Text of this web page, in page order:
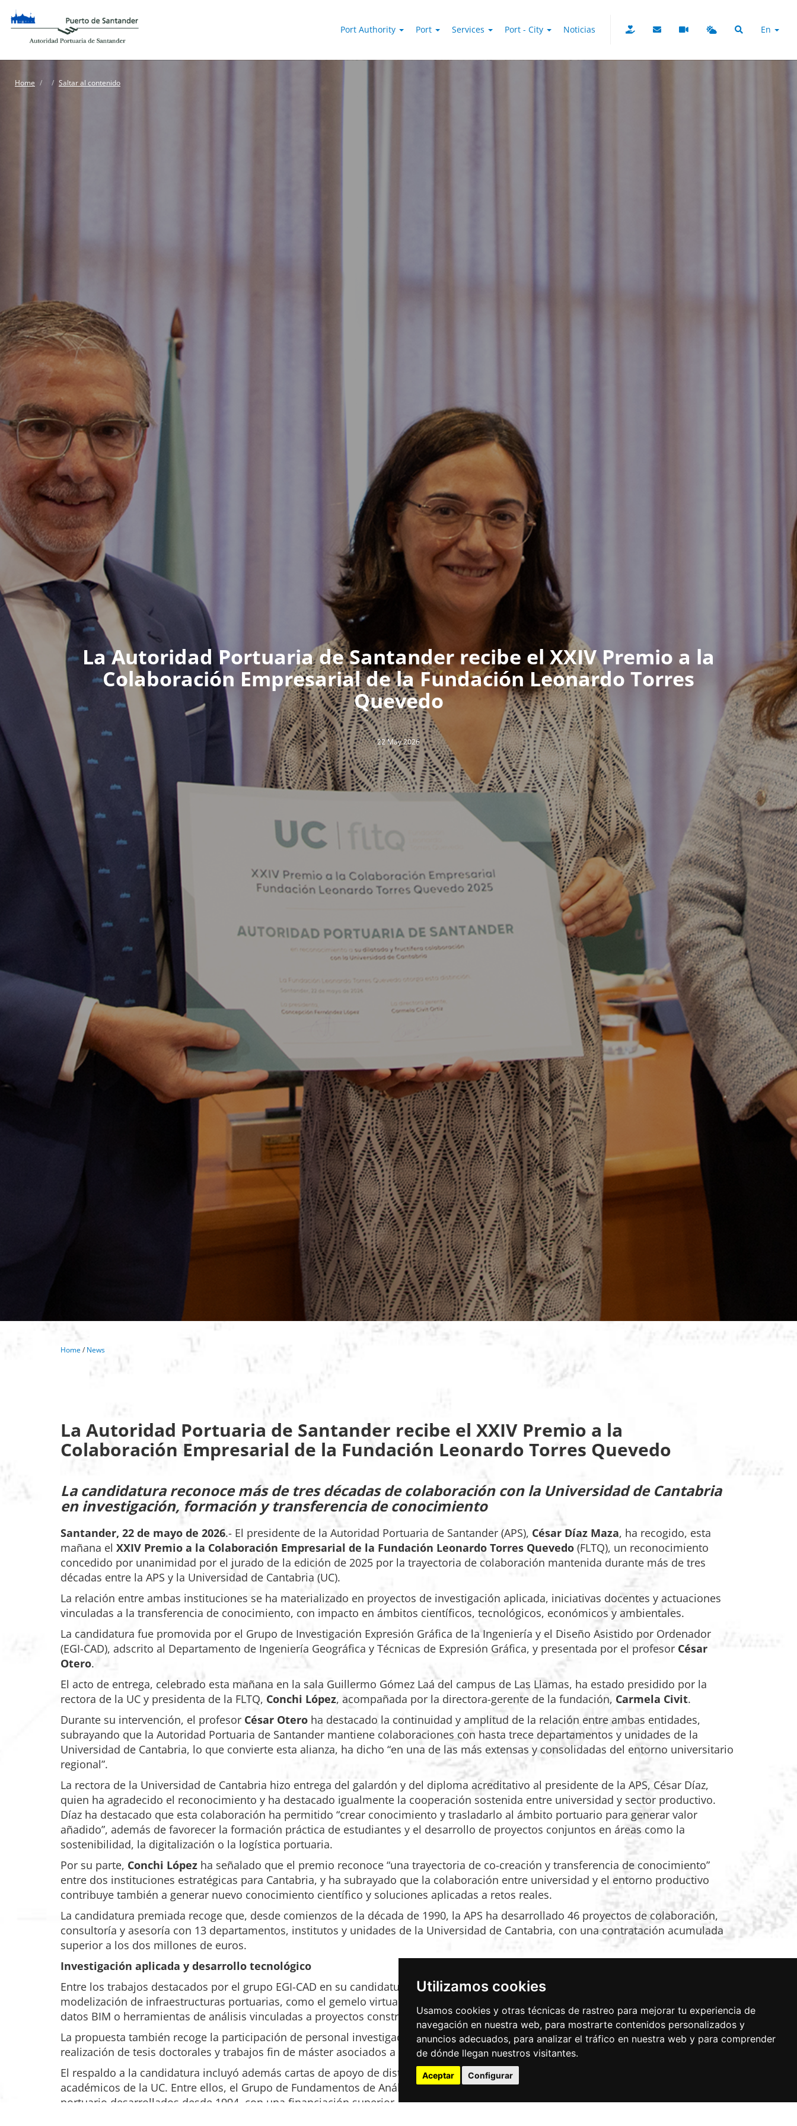
Utilizamos cookies
Usamos cookies y otras técnicas de rastreo para mejorar tu experiencia de
navegación en nuestra web, para mostrarte contenidos personalizados y
anuncios adecuados, para analizar el tráfico en nuestra web y para comprender
de dónde llegan nuestros visitantes.
Aceptar Configurar
En
Port Authority Port Services Port - City Noticias
Home Saltar al contenido
La Autoridad Portuaria de Santander recibe el XXIV Premio a la
Colaboración Empresarial de la Fundación Leonardo Torres
Quevedo
22 May 2026
Home/ News
La Autoridad Portuaria de Santander recibe el XXIV Premio a la
Colaboración Empresarial de la Fundación Leonardo Torres Quevedo
La candidatura reconoce más de tres décadas de colaboración con la Universidad de Cantabria
en investigación, formación y transferencia de conocimiento
Santander, 22 de mayo de 2026.- El presidente de la Autoridad Portuaria de Santander (APS), César Díaz Maza, ha recogido, esta
mañana el XXIV Premio a la Colaboración Empresarial de la Fundación Leonardo Torres Quevedo (FLTQ), un reconocimiento
concedido por unanimidad por el jurado de la edición de 2025 por la trayectoria de colaboración mantenida durante más de tres
décadas entre la APS y la Universidad de Cantabria (UC).
La relación entre ambas instituciones se ha materializado en proyectos de investigación aplicada, iniciativas docentes y actuaciones
vinculadas a la transferencia de conocimiento, con impacto en ámbitos científicos, tecnológicos, económicos y ambientales.
La candidatura fue promovida por el Grupo de Investigación Expresión Gráfica de la Ingeniería y el Diseño Asistido por Ordenador
(EGI-CAD), adscrito al Departamento de Ingeniería Geográfica y Técnicas de Expresión Gráfica, y presentada por el profesor César
Otero.
El acto de entrega, celebrado esta mañana en la sala Guillermo Gómez Laá del campus de Las Llamas, ha estado presidido por la
rectora de la UC y presidenta de la FLTQ, Conchi López, acompañada por la directora-gerente de la fundación, Carmela Civit.
Durante su intervención, el profesor César Otero ha destacado la continuidad y amplitud de la relación entre ambas entidades,
subrayando que la Autoridad Portuaria de Santander mantiene colaboraciones con hasta trece departamentos y unidades de la
Universidad de Cantabria, lo que convierte esta alianza, ha dicho “en una de las más extensas y consolidadas del entorno universitario
regional”.
La rectora de la Universidad de Cantabria hizo entrega del galardón y del diploma acreditativo al presidente de la APS, César Díaz,
quien ha agradecido el reconocimiento y ha destacado igualmente la cooperación sostenida entre universidad y sector productivo.
Díaz ha destacado que esta colaboración ha permitido “crear conocimiento y trasladarlo al ámbito portuario para generar valor
añadido”, además de favorecer la formación práctica de estudiantes y el desarrollo de proyectos conjuntos en áreas como la
sostenibilidad, la digitalización o la logística portuaria.
Por su parte, Conchi López ha señalado que el premio reconoce “una trayectoria de co-creación y transferencia de conocimiento”
entre dos instituciones estratégicas para Cantabria, y ha subrayado que la colaboración entre universidad y el entorno productivo
contribuye también a generar nuevo conocimiento científico y soluciones aplicadas a retos reales.
La candidatura premiada recoge que, desde comienzos de la década de 1990, la APS ha desarrollado 46 proyectos de colaboración,
consultoría y asesoría con 13 departamentos, institutos y unidades de la Universidad de Cantabria, con una contratación acumulada
superior a los dos millones de euros.
Investigación aplicada y desarrollo tecnológico
Entre los trabajos destacados por el grupo EGI-CAD en su candidatura figuran desarrollos relacionados con la digitalización y
modelización de infraestructuras portuarias, como el gemelo virtual del Puerto de Santander, el desarrollo de un entorno común de
datos BIM o herramientas de análisis vinculadas a proyectos constructivos portuarios.
La propuesta también recoge la participación de personal investigador y alumnado en prácticas en estas iniciativas, así como la
realización de tesis doctorales y trabajos fin de máster asociados a los proyectos conjuntos.
El respaldo a la candidatura incluyó además cartas de apoyo de distintos grupos de investigación, institutos y responsables
académicos de la UC. Entre ellos, el Grupo de Fundamentos de Análisis Económico que señaló los estudios sobre impacto económico
portuario desarrollados desde 1994, con una financiación superior a 656.000 euros y resultados aplicados tanto a la investigación